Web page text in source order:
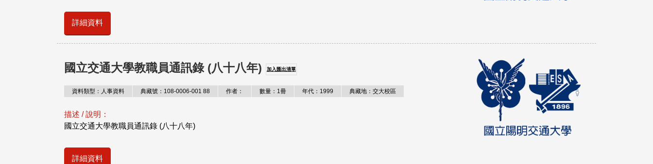
詳細資料
國立交通大學教職員通訊錄 (八十八年) 加入匯出清單
資料類型：人事資料 典藏號：108-0006-001 88 作者： 數量：1冊 年代：1999 典藏地：交大校區
描述 / 說明：
國立交通大學教職員通訊錄 (八十八年)
詳細資料